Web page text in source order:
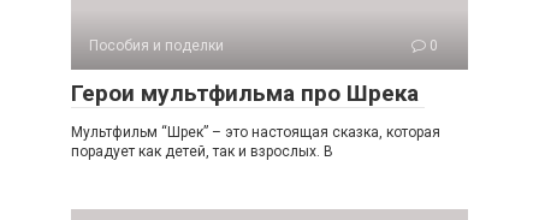
Пособия и поделки 0
Герои мультфильма про Шрека
Мультфильм “Шрек” – это настоящая сказка, которая
порадует как детей, так и взрослых. В